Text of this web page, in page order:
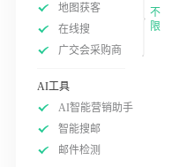
地图获客
在线搜
广交会采购商
不
限
AI工具
AI智能营销助手
智能搜邮
邮件检测